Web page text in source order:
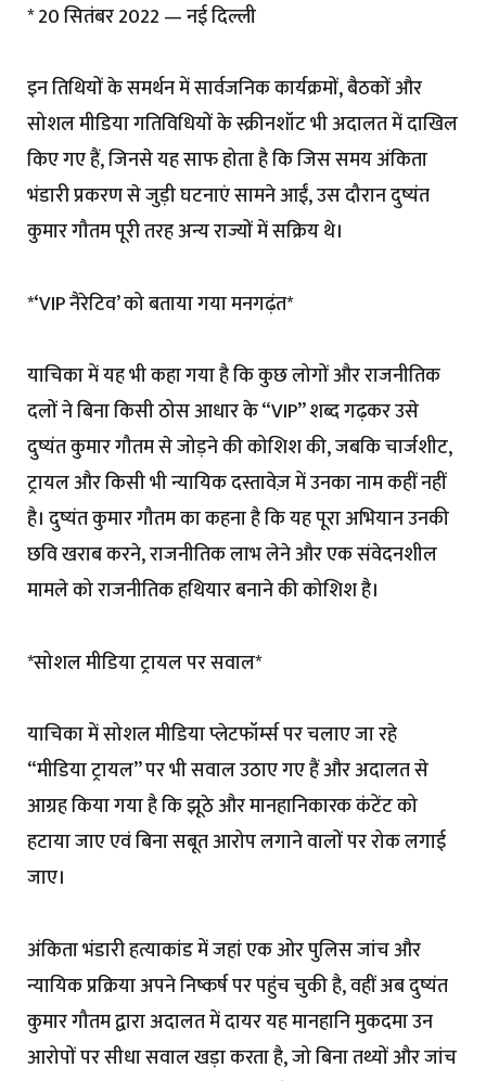
* 20 सितंबर 2022 — नई दिल्ली
इन तिथियों के समर्थन में सार्वजनिक कार्यक्रमों, बैठकों और
सोशल मीडिया गतिविधियों के स्क्रीनशॉट भी अदालत में दाखिल
किए गए हैं, जिनसे यह साफ होता है कि जिस समय अंकिता
भंडारी प्रकरण से जुड़ी घटनाएं सामने आईं, उस दौरान दुष्यंत
कुमार गौतम पूरी तरह अन्य राज्यों में सक्रिय थे।
*‘VIP नैरेटिव’ को बताया गया मनगढ़ंत*
याचिका में यह भी कहा गया है कि कुछ लोगों और राजनीतिक
दलों ने बिना किसी ठोस आधार के “VIP” शब्द गढ़कर उसे
दुष्यंत कुमार गौतम से जोड़ने की कोशिश की, जबकि चार्जशीट,
ट्रायल और किसी भी न्यायिक दस्तावेज़ में उनका नाम कहीं नहीं
है। दुष्यंत कुमार गौतम का कहना है कि यह पूरा अभियान उनकी
छवि खराब करने, राजनीतिक लाभ लेने और एक संवेदनशील
मामले को राजनीतिक हथियार बनाने की कोशिश है।
*सोशल मीडिया ट्रायल पर सवाल*
याचिका में सोशल मीडिया प्लेटफॉर्म्स पर चलाए जा रहे
“मीडिया ट्रायल” पर भी सवाल उठाए गए हैं और अदालत से
आग्रह किया गया है कि झूठे और मानहानिकारक कंटेंट को
हटाया जाए एवं बिना सबूत आरोप लगाने वालों पर रोक लगाई
जाए।
अंकिता भंडारी हत्याकांड में जहां एक ओर पुलिस जांच और
न्यायिक प्रक्रिया अपने निष्कर्ष पर पहुंच चुकी है, वहीं अब दुष्यंत
कुमार गौतम द्वारा अदालत में दायर यह मानहानि मुकदमा उन
आरोपों पर सीधा सवाल खड़ा करता है, जो बिना तथ्यों और जांच